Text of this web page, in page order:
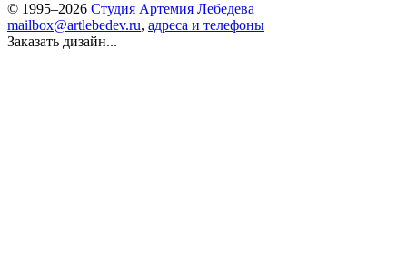
© 1995–2026 Студия Артемия Лебедева
mailbox@artlebedev.ru, адреса и телефоны
Заказать дизайн...